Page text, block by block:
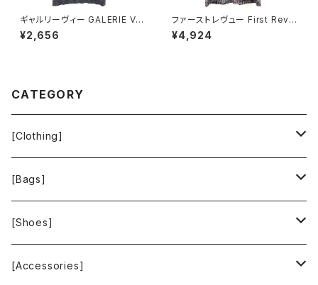
ギャルリーヴィー GALERIE VIE
ニット ウール100％ トゥモロー
ランド 日本製 グレー 1サイズ 9
¥2,656
ファーストレヴュー First Revu
e 半袖ワンピース フリンジ バッ
クファスナー ポケット ヴィンテ
¥4,924
CATEGORY
[Clothing]
Krochet Kids International
[Bags]
BAGGU
FOOD TEXTILE
[Shoes]
TOMS
[Accessories]